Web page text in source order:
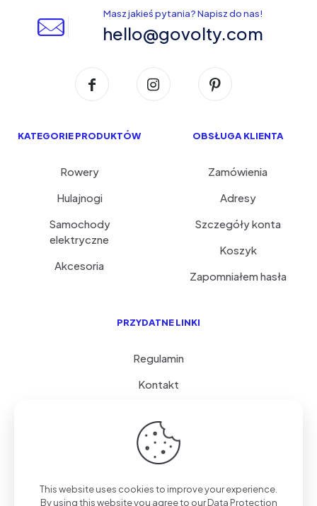
Masz jakieś pytania? Napisz do nas!
hello@govolty.com
KATEGORIE PRODUKTÓW
Rowery
Hulajnogi
Samochody
elektryczne
Akcesoria
OBSŁUGA KLIENTA
Zamówienia
Adresy
Szczegóły konta
Koszyk
Zapomniałem hasła
PRZYDATNE LINKI
Regulamin
Kontakt
FAQ
© 2026 GoVolty.com | Wszystkie Prawa Zastrzeżone.
Polityka Prywatności| RealizacjaSTPS
This website uses cookies to improve your experience.
By using this website you agree to ourData Protection